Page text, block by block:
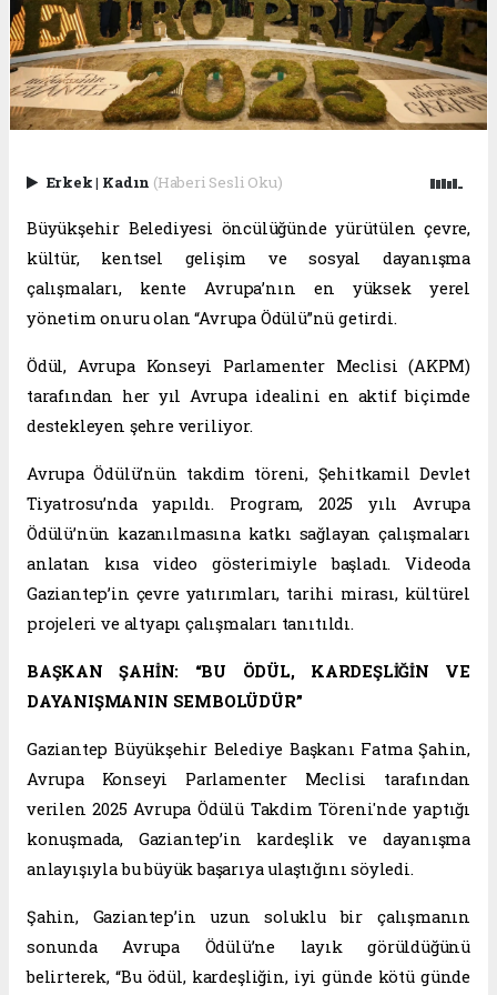
Erkek| Kadın (Haberi Sesli Oku)
Büyükşehir Belediyesi öncülüğünde yürütülen çevre,
kültür, kentsel gelişim ve sosyal dayanışma
çalışmaları, kente Avrupa’nın en yüksek yerel
yönetim onuru olan “Avrupa Ödülü”nü getirdi.
Ödül, Avrupa Konseyi Parlamenter Meclisi (AKPM)
tarafından her yıl Avrupa idealini en aktif biçimde
destekleyen şehre veriliyor.
Avrupa Ödülü’nün takdim töreni, Şehitkamil Devlet
Tiyatrosu’nda yapıldı. Program, 2025 yılı Avrupa
Ödülü’nün kazanılmasına katkı sağlayan çalışmaları
anlatan kısa video gösterimiyle başladı. Videoda
Gaziantep’in çevre yatırımları, tarihi mirası, kültürel
projeleri ve altyapı çalışmaları tanıtıldı.
BAŞKAN ŞAHİN: “BU ÖDÜL, KARDEŞLİĞİN VE
DAYANIŞMANIN SEMBOLÜDÜR”
Gaziantep Büyükşehir Belediye Başkanı Fatma Şahin,
Avrupa Konseyi Parlamenter Meclisi tarafından
verilen 2025 Avrupa Ödülü Takdim Töreni'nde yaptığı
konuşmada, Gaziantep’in kardeşlik ve dayanışma
anlayışıyla bu büyük başarıya ulaştığını söyledi.
Şahin, Gaziantep’in uzun soluklu bir çalışmanın
sonunda Avrupa Ödülü’ne layık görüldüğünü
belirterek, “Bu ödül, kardeşliğin, iyi günde kötü günde